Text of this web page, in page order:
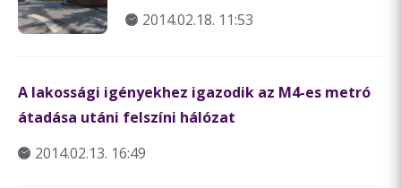
2014.02.18. 11:53
A lakossági igényekhez igazodik az M4-es metró
átadása utáni felszíni hálózat
2014.02.13. 16:49